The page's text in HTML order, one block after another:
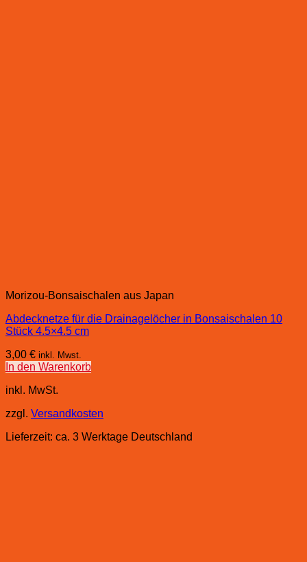
Morizou-Bonsaischalen aus Japan
Abdecknetze für die Drainagelöcher in Bonsaischalen 10
Stück 4.5×4.5 cm
3,00 € inkl. Mwst.
In den Warenkorb
inkl. MwSt.
zzgl. Versandkosten
Lieferzeit: ca. 3 Werktage Deutschland